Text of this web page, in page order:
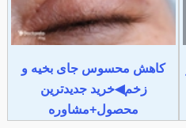
کاهش محسوس جای بخیه و
زخم◀خرید جدیدترین
محصول+مشاوره